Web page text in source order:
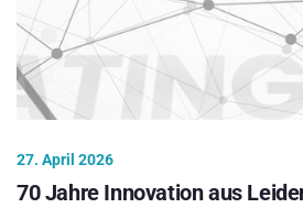
27. April 2026
70 Jahre Innovation aus